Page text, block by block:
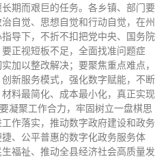
期而艰巨的任务。各乡镇、部门要
自觉、思想自觉和行动自觉，在州
导下，不折不扣把党中央、国务院
正视短板不足，全面找准问题症
加以整改解决；要聚焦重点难点，
新服务模式，强化数字赋能，不断
料最简化、成本最小化，真正实现
凝聚工作合力，牢固树立一盘棋思
作落实，推动数字政府建设和政务
、公平普惠的数字化政务服务体
福祉、推动全县经济社会高质量发